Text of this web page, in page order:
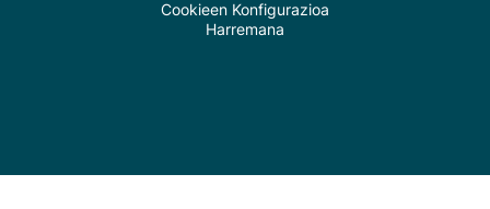
Cookieen Konfigurazioa
Harremana